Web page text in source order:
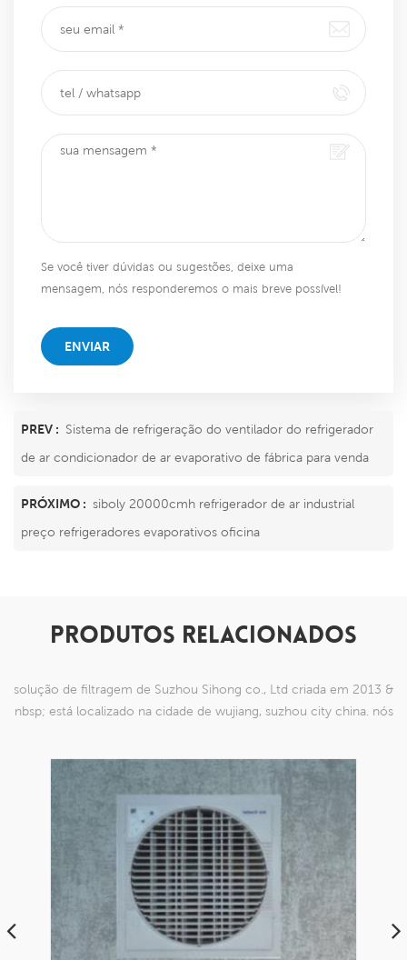
Se você tiver dúvidas ou sugestões, deixe uma
mensagem, nós responderemos o mais breve possível!
ENVIAR
PREV : Sistema de refrigeração do ventilador do refrigerador
de ar condicionador de ar evaporativo de fábrica para venda
PRÓXIMO : siboly 20000cmh refrigerador de ar industrial
preço refrigeradores evaporativos oficina
PRODUTOS RELACIONADOS
solução de filtragem de Suzhou Sihong co., Ltd criada em 2013 &
nbsp; está localizado na cidade de wujiang, suzhou city china. nós